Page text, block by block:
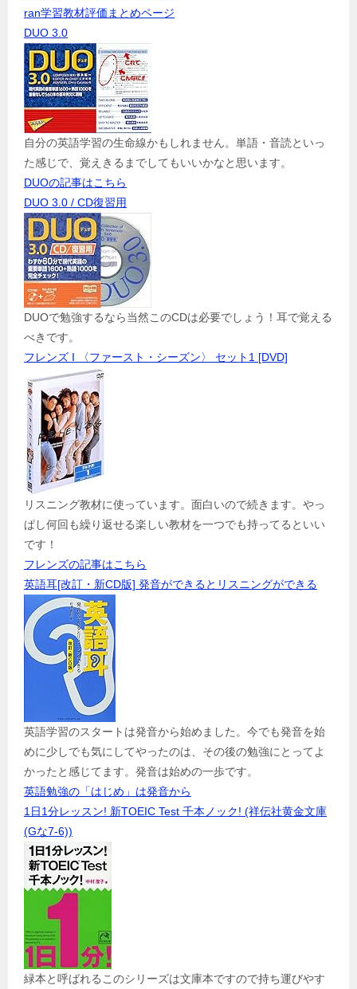
ran学習教材評価まとめページ
DUO 3.0
自分の英語学習の生命線かもしれません。単語・音読といっ
た感じで、覚えきるまでしてもいいかなと思います。
DUOの記事はこちら
DUO 3.0 / CD復習用
DUOで勉強するなら当然このCDは必要でしょう！耳で覚える
べきです。
フレンズ I 〈ファースト・シーズン〉 セット1 [DVD]
リスニング教材に使っています。面白いので続きます。やっ
ぱし何回も繰り返せる楽しい教材を一つでも持ってるといい
です！
フレンズの記事はこちら
英語耳[改訂・新CD版] 発音ができるとリスニングができる
英語学習のスタートは発音から始めました。今でも発音を始
めに少しでも気にしてやったのは、その後の勉強にとってよ
かったと感じてます。発音は始めの一歩です。
英語勉強の「はじめ」は発音から
1日1分レッスン! 新TOEIC Test 千本ノック! (祥伝社黄金文庫
(Gな7-6))
緑本と呼ばれるこのシリーズは文庫本ですので持ち運びやす